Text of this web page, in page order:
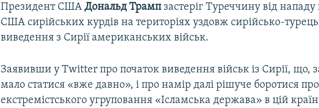
Президент СШАДональд Трампзастеріг Туреччину від
США сирійських курдів на територіях уздовж сирійсько-
виведення з Сирії американських військ.
Заявивши у Twitter про початок виведення військ із Сирії, що,
мало статися «вже давно», і про намір далі рішуче боротися
екстремістського угруповання «Ісламська держава» в цій